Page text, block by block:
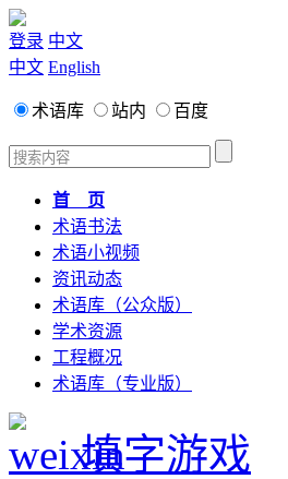
登录 中文
中文 English
术语库 站内 百度
首 页
术语书法
术语小视频
资讯动态
术语库（公众版）
学术资源
工程概况
术语库（专业版）
填字游戏